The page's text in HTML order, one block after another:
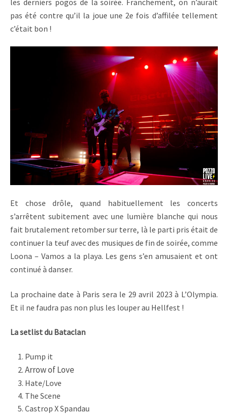
pas été contre qu’il la joue une 2e fois d’affilée tellement
c’était bon !
Et chose drôle, quand habituellement les concerts
s’arrêtent subitement avec une lumière blanche qui nous
fait brutalement retomber sur terre, là le parti pris était de
continuer la teuf avec des musiques de fin de soirée, comme
Loona – Vamos a la playa. Les gens s’en amusaient et ont
continué à danser.
La prochaine date à Paris sera le 29 avril 2023 à L’Olympia.
Et il ne faudra pas non plus les louper au Hellfest !
La setlist du Bataclan
Pump it
Arrow of Love
Hate/Love
The Scene
Castrop X Spandau